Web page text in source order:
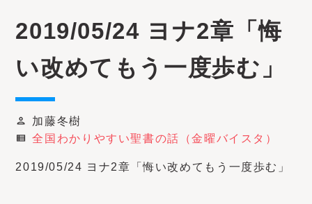
2019/05/24 ヨナ2章「悔
い改めてもう一度歩む」
person 加藤冬樹
view_list 全国わかりやすい聖書の話（金曜バイスタ）
2019/05/24 ヨナ2章「悔い改めてもう一度歩む」